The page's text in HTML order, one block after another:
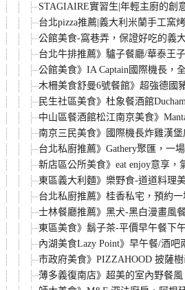
STAGIAIRE實習生|年輕主廚的創
台北pizza推薦|義大利米蘭手工窯
公館美食-窩巷弄，保證好吃的義
台北牛排推薦》驢子餐廳/華泰王
公館美食》IA Captain國際機長，
木柵美食舒曼6號餐館》超強德國
民生社區美食》杜象餐酒館
中山區餐酒館松江南京美食》
南京三民美食》國際機長炸雞漢
台北私廚推薦》Gathery聚匯，一
新店區公所美食》eat enjoy意享
東區義大利麵》樂野食-道道料理
台北私廚推薦》桂香私宅，預約
士林餐廳推薦》黑犬-黑白漫畫風
東區美食》鬍子茶-平價早午餐下
內湖美食Lazy Point》早午餐/酒
市政府美食》PIZZAHOOD 披薩
薄多義復南店》超美的室內野餐